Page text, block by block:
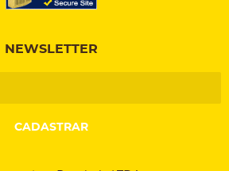
NEWSLETTER
CADASTRAR